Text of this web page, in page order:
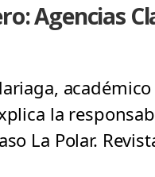
Agencias
la
La Polar.